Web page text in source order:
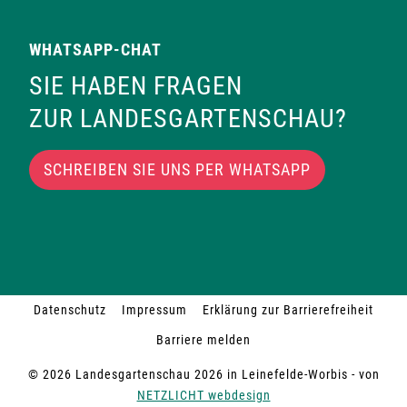
WHATSAPP-CHAT
SIE HABEN FRAGEN
ZUR LANDESGARTENSCHAU?
SCHREIBEN SIE UNS PER WHATSAPP
© 2026 Landesgartenschau 2026 in Leinefelde-Worbis - von
NETZLICHT webdesign
Datenschutz Impressum
Erklärung zur Barrierefreiheit
Barriere melden